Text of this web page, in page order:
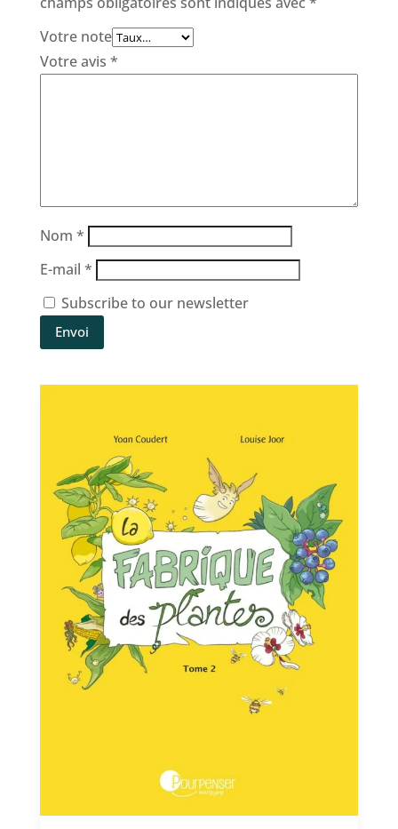
Votre note
Votre avis *
Nom *
E-mail *
Subscribe to our newsletter
Envoi